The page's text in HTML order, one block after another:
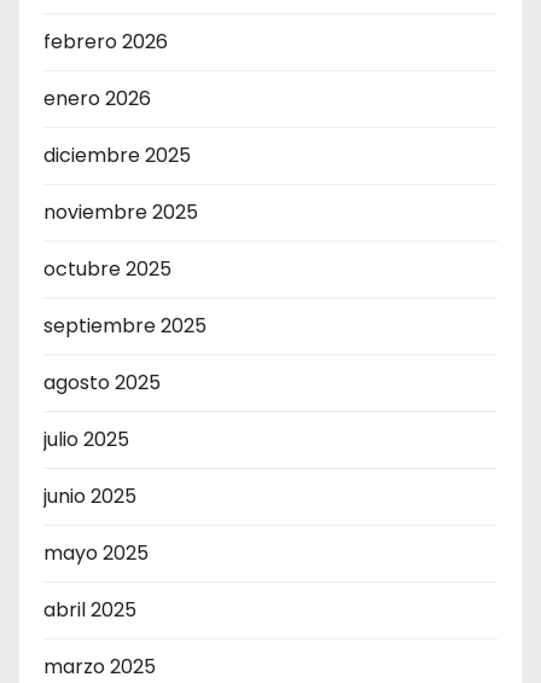
febrero 2026
enero 2026
diciembre 2025
noviembre 2025
octubre 2025
septiembre 2025
agosto 2025
julio 2025
junio 2025
mayo 2025
abril 2025
marzo 2025